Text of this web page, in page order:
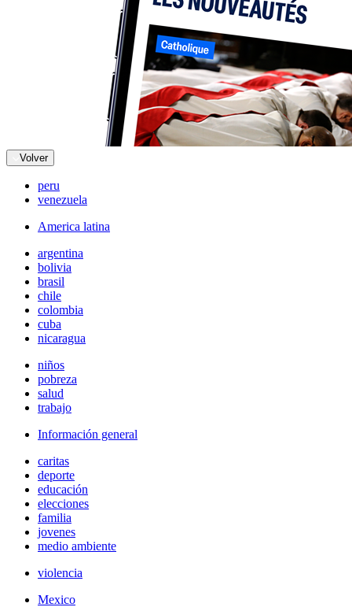
Volver
peru
venezuela
America latina
argentina
bolivia
brasil
chile
colombia
cuba
nicaragua
niños
pobreza
salud
trabajo
Información general
caritas
deporte
educación
elecciones
familia
jovenes
medio ambiente
violencia
Mexico